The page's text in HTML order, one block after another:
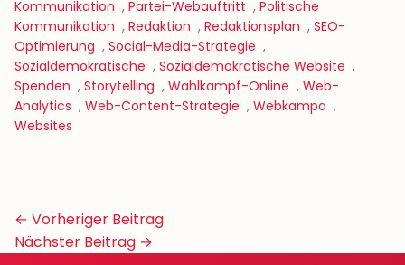
Kommunikation , Partei-Webauftritt , Politische
Kommunikation , Redaktion , Redaktionsplan , SEO-
Optimierung , Social-Media-Strategie ,
Sozialdemokratische , Sozialdemokratische Website ,
Spenden , Storytelling , Wahlkampf-Online , Web-
Analytics , Web-Content-Strategie , Webkampa ,
Websites
Beitrags-
Navigation
← Vorheriger Beitrag
Nächster Beitrag →